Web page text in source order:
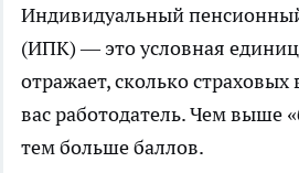
Индивидуальный
(ИПК) — это условная
отражает, сколько страховых
вас работодатель. Чем выше
тем больше баллов.